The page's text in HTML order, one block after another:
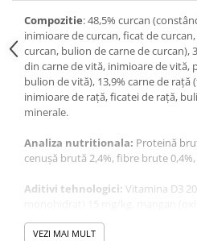
Compozitie: 48,5% curcan
inimioare de curcan, ficat de
curcan, bulion de carne de curcan),
din carne de vită, inimioare de vită,
bulion de vită), 13,9% carne de
inimioare de rață, ficatei de rață,
minerale.
Analiza nutritionala: Proteină
cenușă brută 2,4%, fibre brute
Aditivi tehnologici: Vitamina D3
(iodură de potasiu) 0,75 mg/kg,
VEZI MAI MULT